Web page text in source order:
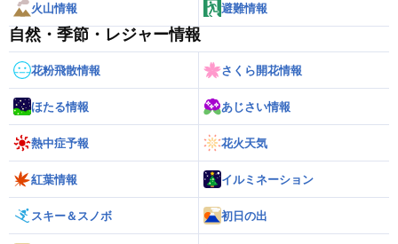
火山情報 避難情報
自然・季節・レジャー情報
花粉飛散情報 さくら開花情報
ほたる情報 あじさい情報
熱中症予報 花火天気
紅葉情報 イルミネーション
スキー＆スノボ 初日の出